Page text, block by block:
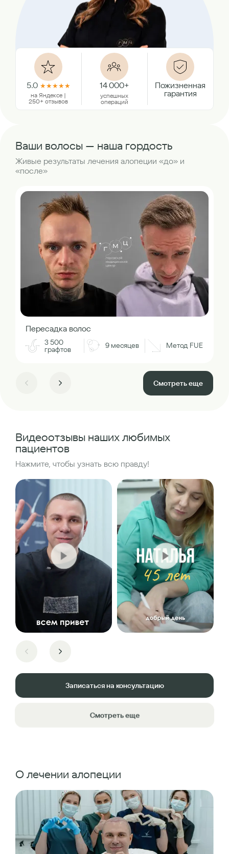
5.0 ★★★★★
на Яндексе |
250+ отзывов
14 000+
успешных
операций
Пожизненная
гарантия
Ваши волосы — наша гордость
Живые результаты лечения алопеции «до» и
«после»
Пересадка волос
3 500
графтов 9 месяцев Метод FUE
Смотреть еще
Видеоотзывы наших любимых
пациентов
Нажмите, чтобы узнать всю правду!
Записаться на консультацию
Смотреть еще
О лечении алопеции